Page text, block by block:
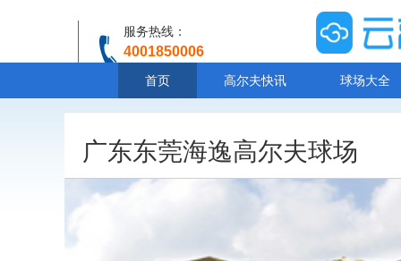
服务热线：
4001850006
首页 高尔夫快讯 球场大全
广东东莞海逸高尔夫球场